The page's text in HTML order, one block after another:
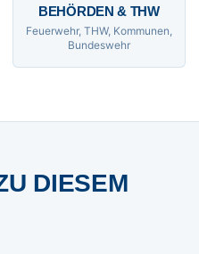
BEHÖRDEN & THW
Feuerwehr, THW, Kommunen,
Bundeswehr
DIESEM